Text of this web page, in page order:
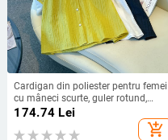
Cardigan din poliester pentru femei
cu mâneci scurte, guler rotund,
nasturi pe față, lungime 50–65 cm,
174.74 Lei
add_shopping_cart